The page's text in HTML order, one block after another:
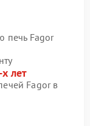
печь Fagor
лет
Fagor в